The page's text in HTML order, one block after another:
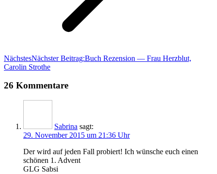
NächstesNächster Beitrag:Buch Rezension — Frau Herzblut,
Carolin Strothe
26 Kommentare
Sabrina sagt:
29. November 2015 um 21:36 Uhr
Der wird auf jeden Fall pro­biert! Ich wün­sche euch einen
schö­nen 1. Advent
GLG Sabsi